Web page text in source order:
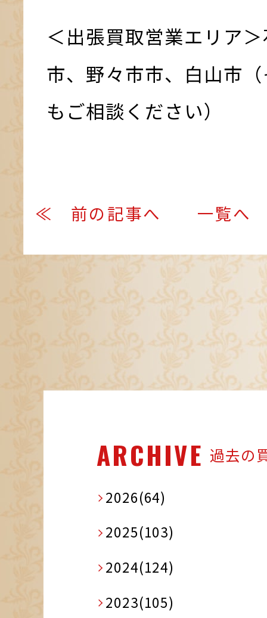
＜出張買取営業エリア
市、野々市市、白山市
もご相談ください）
≪ 前の記事へ 一覧へ
ARCHIVE 過去の
2026(64)
2025(103)
2024(124)
2023(105)